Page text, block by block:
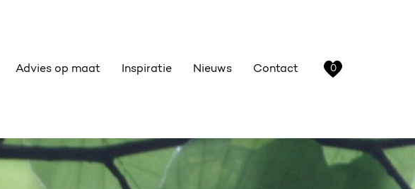
0
Advies op maat Inspiratie Nieuws Contact